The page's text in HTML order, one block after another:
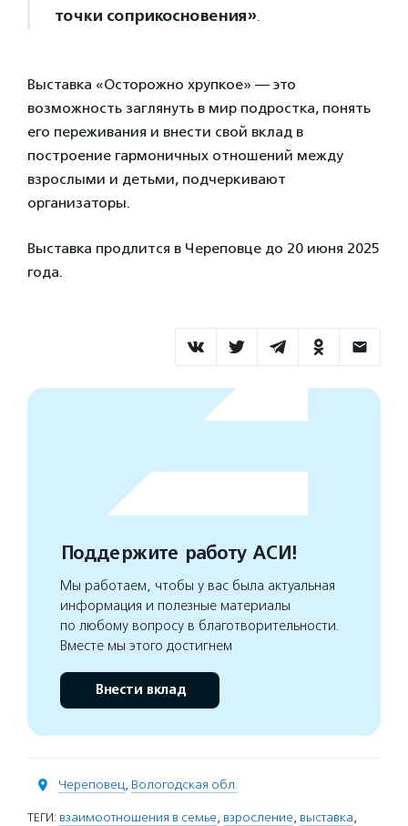
точки соприкосновения».
Выставка «Осторожно хрупкое» — это
возможность заглянуть в мир подростка, понять
его переживания и внести свой вклад в
построение гармоничных отношений между
взрослыми и детьми, подчеркивают
организаторы.
Выставка продлится в Череповце до 20 июня 2025
года.
Поддержите работу АСИ!
Мы работаем, чтобы у вас была актуальная
информация и полезные материалы
по любому вопросу в благотворительности.
Вместе мы этого достигнем
Внести вклад
Череповец, Вологодская обл.
ТЕГИ: взаимоотношения в семье, взросление, выставка,